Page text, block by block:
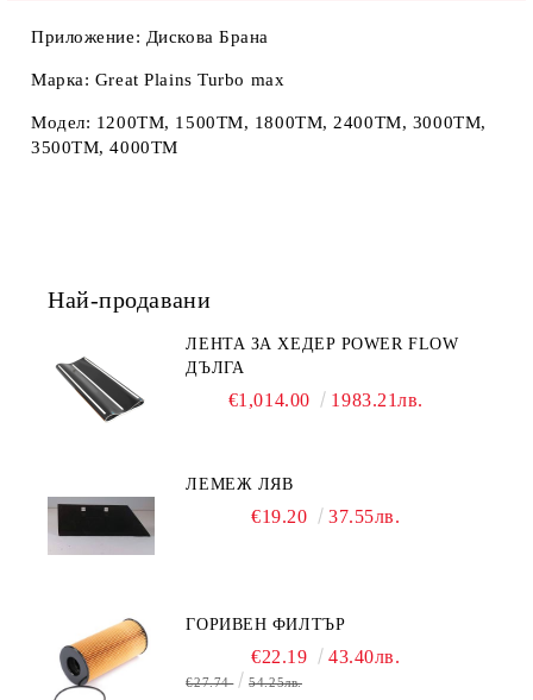
Приложение: Дискова Брана
Марка: Great Plains Turbo max
Модел: 1200TM, 1500TM, 1800TM, 2400TM, 3000TM,
3500TM, 4000TM
Най-продавани
ЛЕНТА ЗА ХЕДЕР POWER FLOW
ДЪЛГА
€1,014.00 1983.21лв.
ЛЕМЕЖ ЛЯВ
€19.20 37.55лв.
ГОРИВЕН ФИЛТЪР
€22.19 43.40лв.
€27.74 54.25лв.